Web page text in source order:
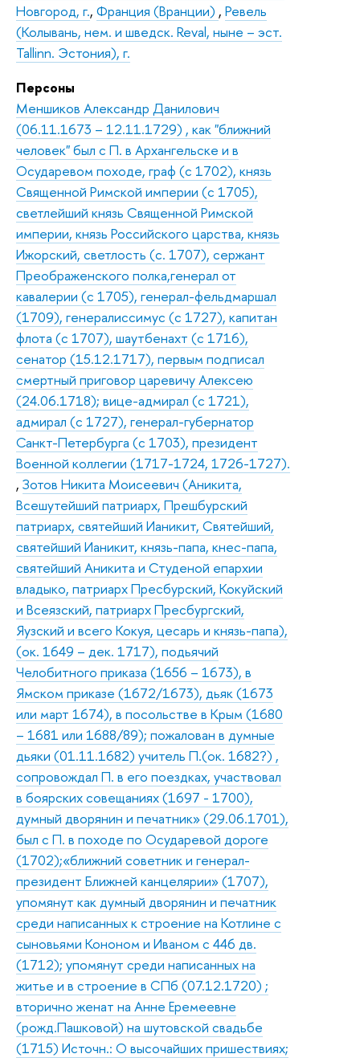
Новгород, г., Франция (Вранции) , Ревель
(Колывань, нем. и шведск. Reval, ныне – эст.
Tallinn. Эстония), г.
Персоны
Меншиков Александр Данилович
(06.11.1673 – 12.11.1729) , как "ближний
человек" был с П. в Архангельске и в
Осударевом походе, граф (с 1702), князь
Священной Римской империи (с 1705),
светлейший князь Священной Римской
империи, князь Российского царства, князь
Ижорский, светлость (с. 1707), сержант
Преображенского полка,генерал от
кавалерии (с 1705), генерал-фельдмаршал
(1709), генералиссимус (с 1727), капитан
флота (с 1707), шаутбенахт (с 1716),
сенатор (15.12.1717), первым подписал
смертный приговор царевичу Алексею
(24.06.1718); вице-адмирал (с 1721),
адмирал (с 1727), генерал-губернатор
Санкт-Петербурга (с 1703), президент
Военной коллегии (1717-1724, 1726-1727).
, Зотов Никита Моисеевич (Аникита,
Всешутейший патриарх, Прешбурский
патриарх, святейший Ианикит, Святейший,
святейший Ианикит, князь-папа, кнес-папа,
святейший Аникита и Студеной епархии
владыко, патриарх Пресбурский, Кокуйский
и Всеязский, патриарх Пресбургский,
Яузский и всего Кокуя, цесарь и князь-папа),
(ок. 1649 – дек. 1717), подьячий
Челобитного приказа (1656 – 1673), в
Ямском приказе (1672/1673), дьяк (1673
или март 1674), в посольстве в Крым (1680
– 1681 или 1688/89); пожалован в думные
дьяки (01.11.1682) учитель П.(ок. 1682?) ,
сопровождал П. в его поездках, участвовал
в боярских совещаниях (1697 - 1700),
думный дворянин и печатник» (29.06.1701),
был с П. в походе по Осударевой дороге
(1702);«ближний советник и генерал-
президент Ближней канцелярии» (1707),
упомянут как думный дворянин и печатник
среди написанных к строение на Котлине с
сыновьями Кононом и Иваном с 446 дв.
(1712); упомянут среди написанных на
житье и в строение в СПб (07.12.1720) ;
вторично женат на Анне Еремеевне
(рожд.Пашковой) на шутовской свадьбе
(1715) Источн.: О высочайших пришествиях;